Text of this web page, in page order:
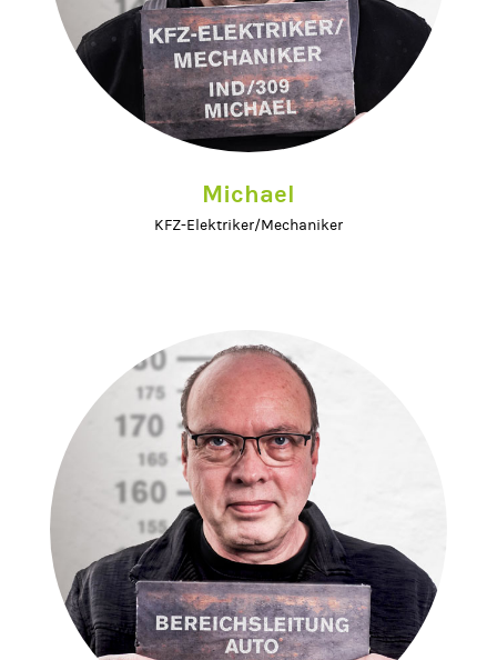
Michael
KFZ-Elektriker/Mechaniker